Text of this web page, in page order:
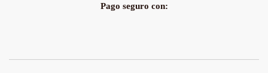
Pago seguro con: